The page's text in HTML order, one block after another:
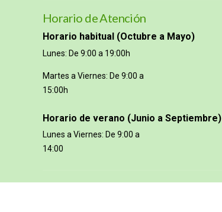
Horario de Atención
Horario habitual (Octubre a Mayo)
Lunes: De 9:00 a 19:00h
Martes a Viernes: De 9:00 a
15:00h
Horario de verano (Junio a Septiembre)
Lunes a Viernes: De 9:00 a
14:00